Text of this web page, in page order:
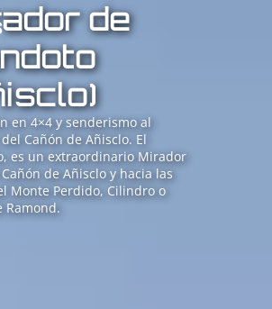
de
en 4×4 y senderismo al
Cañón de Añisclo. El
es un extraordinario Mirador
de Añisclo y hacia las
Monte Perdido, Cilindro o
Ramond.